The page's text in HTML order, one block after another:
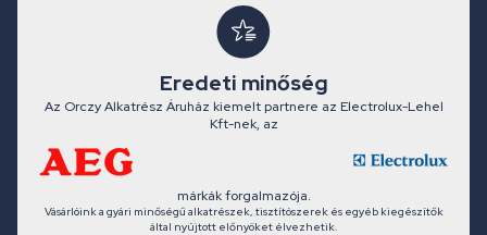
Eredeti minőség
Az Orczy Alkatrész Áruház kiemelt partnere az Electrolux-Lehel
Kft-nek, az
márkák forgalmazója.
Vásárlóink a gyári minőségű alkatrészek, tisztítószerek és egyéb kiegészítők
által nyújtott előnyöket élvezhetik.